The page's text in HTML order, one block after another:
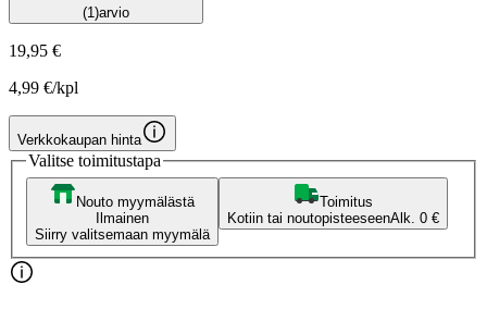
(1)arvio
19,95 €
4,99 €/kpl
Verkkokaupan hinta
Valitse toimitustapa
Nouto myymälästä
Ilmainen
Siirry valitsemaan myymälä
Toimitus
Kotiin tai noutopisteeseenAlk. 0 €